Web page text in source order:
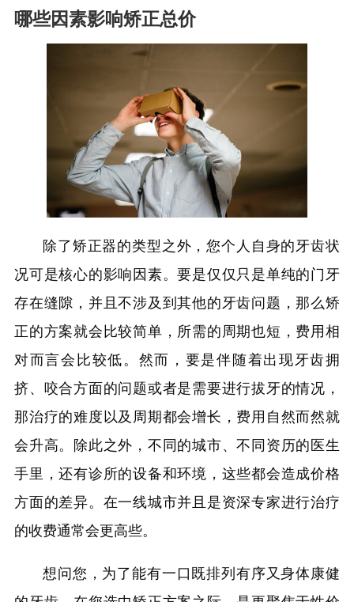
哪些因素影响矫正总价
除了矫正器的类型之外，您个人自身的牙齿状
况可是核心的影响因素。要是仅仅只是单纯的门牙
存在缝隙，并且不涉及到其他的牙齿问题，那么矫
正的方案就会比较简单，所需的周期也短，费用相
对而言会比较低。然而，要是伴随着出现牙齿拥
挤、咬合方面的问题或者是需要进行拔牙的情况，
那治疗的难度以及周期都会增长，费用自然而然就
会升高。除此之外，不同的城市、不同资历的医生
手里，还有诊所的设备和环境，这些都会造成价格
方面的差异。在一线城市并且是资深专家进行治疗
的收费通常会更高些。
想问您，为了能有一口既排列有序又身体康健